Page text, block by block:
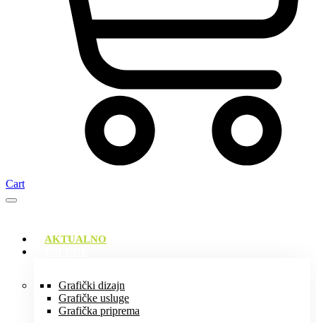
Cart
AKTUALNO
Grafički dizajn
Grafičke usluge
Grafička priprema